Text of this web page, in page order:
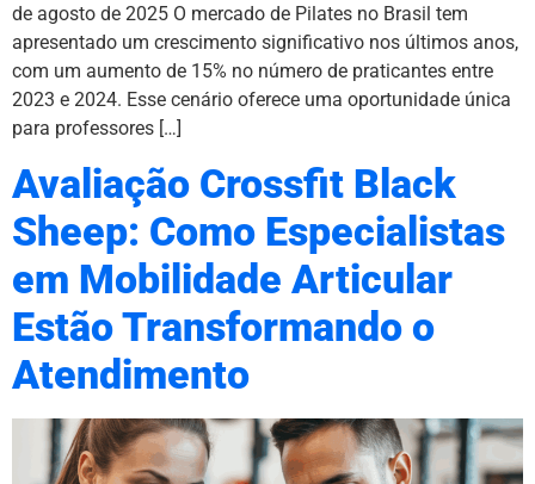
de agosto de 2025 O mercado de Pilates no Brasil tem
apresentado um crescimento significativo nos últimos anos,
com um aumento de 15% no número de praticantes entre
2023 e 2024. Esse cenário oferece uma oportunidade única
para professores […]
Avaliação Crossfit Black
Sheep: Como Especialistas
em Mobilidade Articular
Estão Transformando o
Atendimento